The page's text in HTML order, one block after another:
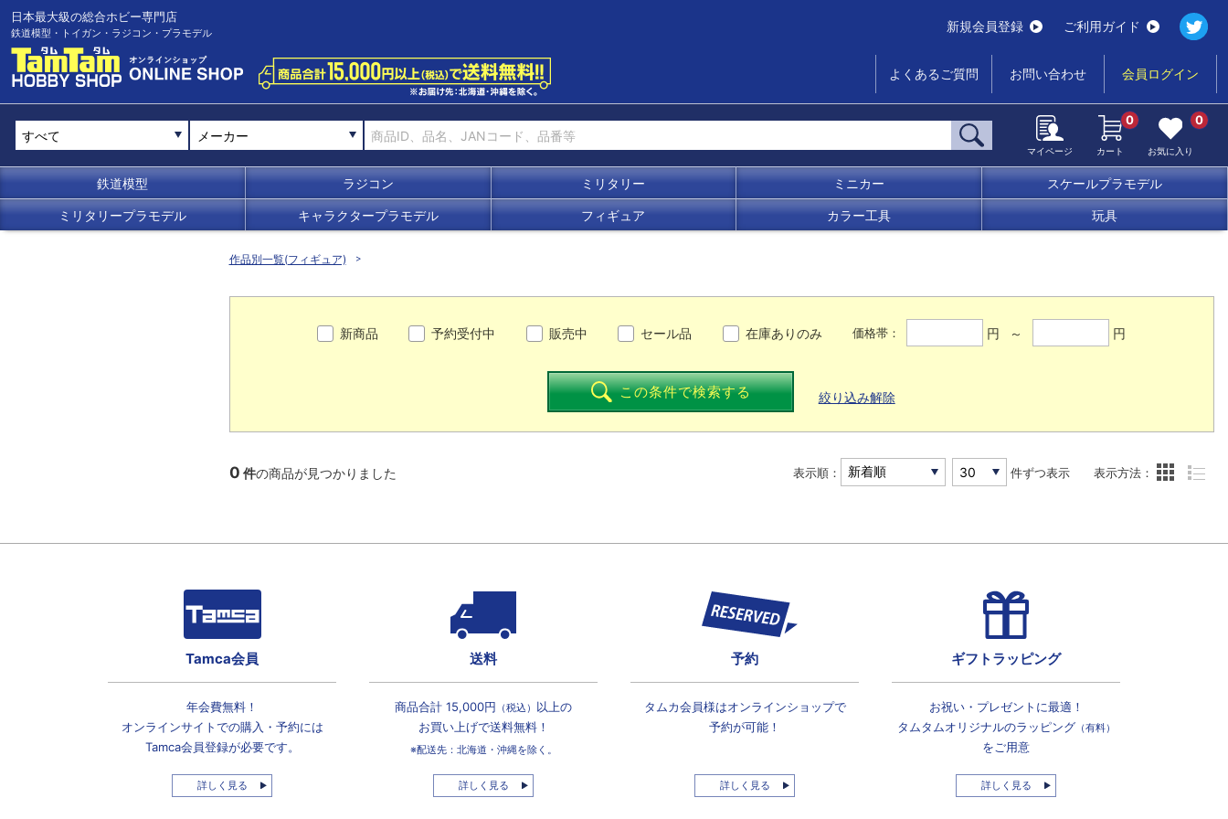
日本最大級の総合ホビー専門店
鉄道模型・トイガン・ラジコン・プラモデル 新規会員登録 ご利用ガイド
よくあるご質問 お問い合わせ 会員ログイン
メーカー
マイページ カート
0
お気に入り
0
鉄道模型 ラジコン ミリタリー ミニカー スケールプラモデル
ミリタリープラモデル キャラクタープラモデル フィギュア カラー工具 玩具
作品別一覧(フィギュア)
新商品 予約受付中 販売中 セール品 在庫ありのみ 価格帯： 円 ～ 円
この条件で検索する 絞り込み解除
0 件の商品が見つかりました 表示順： 件ずつ表示 表示方法：
Tamca会員
年会費無料！
オンラインサイトでの購入・予約には
Tamca会員登録が必要です。
詳しく見る
送料
商品合計 15,000円 （税込） 以上の
お買い上げで送料無料！
※配送先：北海道・沖縄を除く。
詳しく見る
予約
タムカ会員様はオンラインショップで
予約が可能！
詳しく見る
ギフトラッピング
お祝い・プレゼントに最適！
タムタムオリジナルのラッピング（有料）
をご用意
詳しく見る